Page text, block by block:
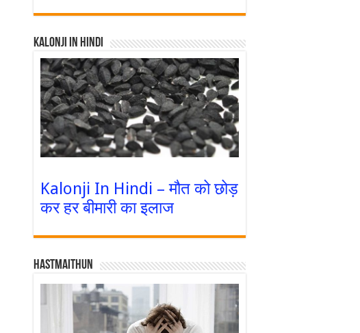
Kalonji In Hindi
Kalonji In Hindi – मौत को छोड़
कर हर बीमारी का इलाज
Hastmaithun